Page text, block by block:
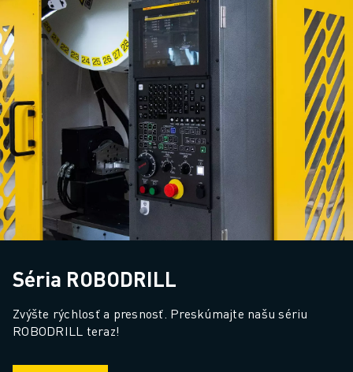
Séria ROBODRILL
Zvýšte rýchlosť a presnosť. Preskúmajte našu sériu
ROBODRILL teraz!